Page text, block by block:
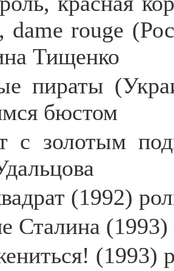
dame rouge
Тищенко
пираты
бюстом
с золотым
(1992)
Сталина
(1993)